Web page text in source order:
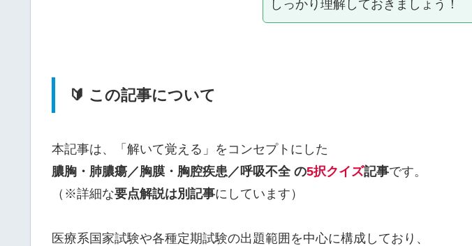
しっかり理解しておきましょう！
🔰 この記事について
本記事は、「解いて覚える」をコンセプトにした
膿胸・肺膿瘍／胸膜・胸腔疾患／呼吸不全 の5択クイズ記事です。
（※詳細な要点解説は別記事にしています）
医療系国家試験や各種定期試験の出題範囲を中心に構成しており、